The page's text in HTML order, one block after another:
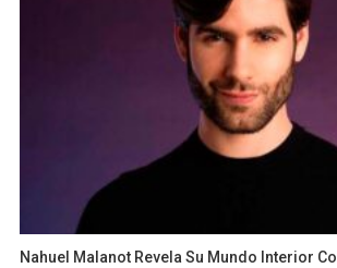
Nahuel Malanot Revela Su Mundo Interior